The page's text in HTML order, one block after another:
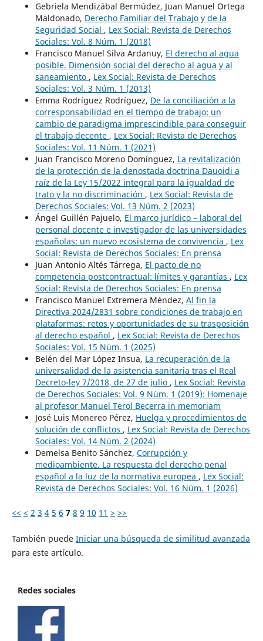
Gebriela Mendizábal Bermúdez, Juan Manuel Ortega
Maldonado, Derecho Familiar del Trabajo y de la
Seguridad Social , Lex Social: Revista de Derechos
Sociales: Vol. 8 Núm. 1 (2018)
Francisco Manuel Silva Ardanuy, El derecho al agua
posible. Dimensión social del derecho al agua y al
saneamiento , Lex Social: Revista de Derechos
Sociales: Vol. 3 Núm. 1 (2013)
Emma Rodríguez Rodríguez, De la conciliación a la
corresponsabilidad en el tiempo de trabajo: un
cambio de paradigma imprescindible para conseguir
el trabajo decente , Lex Social: Revista de Derechos
Sociales: Vol. 11 Núm. 1 (2021)
Juan Francisco Moreno Domínguez, La revitalización
de la protección de la denostada doctrina Dauoidi a
raíz de la Ley 15/2022 integral para la igualdad de
trato y la no discriminación , Lex Social: Revista de
Derechos Sociales: Vol. 13 Núm. 2 (2023)
Ángel Guillén Pajuelo, El marco jurídico – laboral del
personal docente e investigador de las universidades
españolas: un nuevo ecosistema de convivencia , Lex
Social: Revista de Derechos Sociales: En prensa
Juan Antonio Altés Tárrega, El pacto de no
competencia postcontractual: límites y garantías , Lex
Social: Revista de Derechos Sociales: En prensa
Francisco Manuel Extremera Méndez, Al fin la
Directiva 2024/2831 sobre condiciones de trabajo en
plataformas: retos y oportunidades de su trasposición
al derecho español , Lex Social: Revista de Derechos
Sociales: Vol. 15 Núm. 1 (2025)
Belén del Mar López Insua, La recuperación de la
universalidad de la asistencia sanitaria tras el Real
Decreto-ley 7/2018, de 27 de julio , Lex Social: Revista
de Derechos Sociales: Vol. 9 Núm. 1 (2019): Homenaje
al profesor Manuel Terol Becerra in memoriam
José Luis Monereo Pérez, Huelga y procedimientos de
solución de conflictos , Lex Social: Revista de Derechos
Sociales: Vol. 14 Núm. 2 (2024)
Demelsa Benito Sánchez, Corrupción y
medioambiente. La respuesta del derecho penal
español a la luz de la normativa europea , Lex Social:
Revista de Derechos Sociales: Vol. 16 Núm. 1 (2026)
<< < 2 3 4 5 6 7 8 9 10 11 > >>
También puede Iniciar una búsqueda de similitud avanzada
para este artículo.
Redes sociales